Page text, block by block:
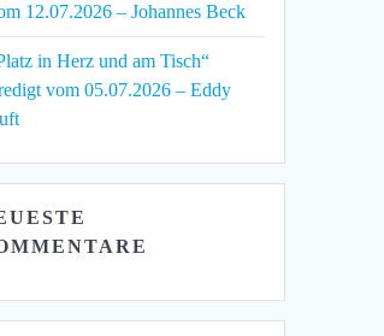
12.07.2026 – Johannes Beck
in Herz und am Tisch“
vom 05.07.2026 – Eddy